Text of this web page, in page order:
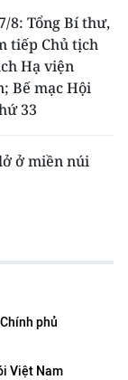
8: Tổng Bí thư,
tiếp Chủ tịch
Hạ viện
Bế mạc Hội
33
ở miền núi
phủ
Việt Nam